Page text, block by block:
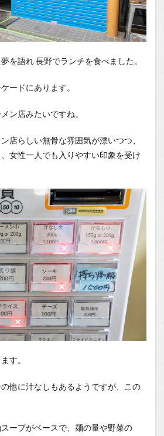
を語れ 長野でランチを食べました。
ードにあります。
ン店みたいですね。
店らしい無骨な雰囲気が漂いつつ、
女性一人でも入りやすい印象を受け
す。
他に汁なしもあるようですが、この
ープがベースで、麺の量や野菜の